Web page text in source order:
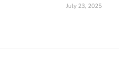
July 23, 2025